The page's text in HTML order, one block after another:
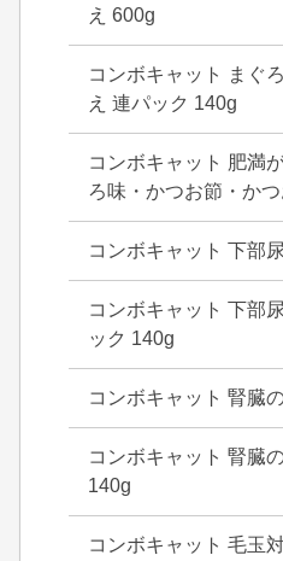
え 600g
コンボキャット まぐ
え 連パック 140g
コンボキャット 肥満
ろ味・かつお節・か
コンボキャット 下部
コンボキャット 下部
ック 140g
コンボキャット 腎臓
コンボキャット 腎臓
140g
コンボキャット 毛玉